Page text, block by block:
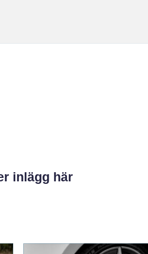
inlägg här